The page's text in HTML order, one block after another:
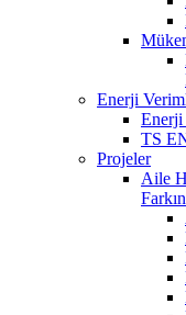
Enerji
Enerji
TS
Projeler
Aile